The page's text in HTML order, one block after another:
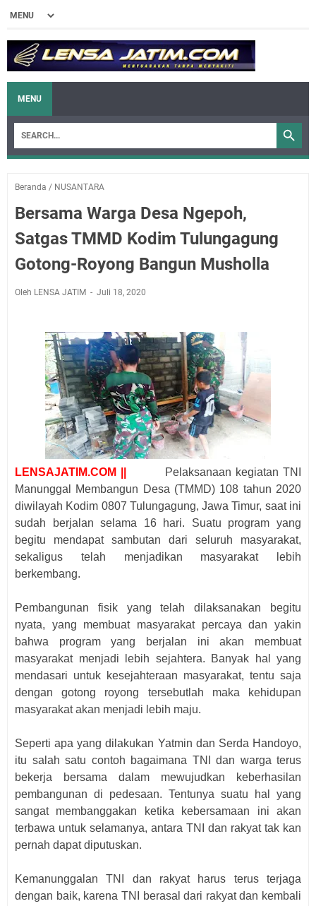
MENU
Beranda / NUSANTARA
Bersama Warga Desa Ngepoh,
Satgas TMMD Kodim Tulungagung
Gotong-Royong Bangun Musholla
Oleh LENSA JATIM Juli 18, 2020
LENSAJATIM.COM ||
Pelaksanaan kegiatan TNI
Manunggal Membangun Desa (TMMD) 108 tahun 2020
diwilayah Kodim 0807 Tulungagung, Jawa Timur, saat ini
sudah berjalan selama 16 hari. Suatu program yang
begitu mendapat sambutan dari seluruh masyarakat,
sekaligus telah menjadikan masyarakat lebih
berkembang.
Pembangunan fisik yang telah dilaksanakan begitu
nyata, yang membuat masyarakat percaya dan yakin
bahwa program yang berjalan ini akan membuat
masyarakat menjadi lebih sejahtera. Banyak hal yang
mendasari untuk kesejahteraan masyarakat, tentu saja
dengan gotong royong tersebutlah maka kehidupan
masyarakat akan menjadi lebih maju.
Seperti apa yang dilakukan Yatmin dan Serda Handoyo,
itu salah satu contoh bagaimana TNI dan warga terus
bekerja bersama dalam mewujudkan keberhasilan
pembangunan di pedesaan. Tentunya suatu hal yang
sangat membanggakan ketika kebersamaan ini akan
terbawa untuk selamanya, antara TNI dan rakyat tak kan
pernah dapat diputuskan.
Kemanunggalan TNI dan rakyat harus terus terjaga
dengan baik, karena TNI berasal dari rakyat dan kembali